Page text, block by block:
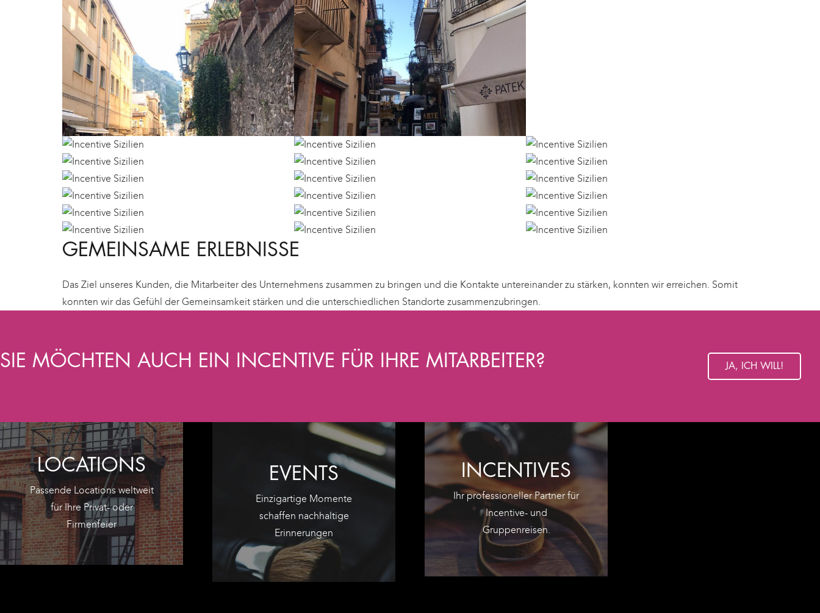
GEMEINSAME ERLEBNISSE
Das Ziel unseres Kunden, die Mitarbeiter des Unternehmens zusammen zu bringen und die Kontakte untereinander zu stärken, konnten wir erreichen. Somit
konnten wir das Gefühl der Gemeinsamkeit stärken und die unterschiedlichen Standorte zusammenzubringen.
SIE MÖCHTEN AUCH EIN INCENTIVE FÜR IHRE MITARBEITER? JA, ICH WILL!
LOCATIONS
Passende Locations weltweit
für Ihre Privat- oder
Firmenfeier
EVENTS
Einzigartige Momente
schaffen nachhaltige
Erinnerungen
LASSEN SIE SICH
VON UNSEREN
EVENTS
INSPIRIEREN
INCENTIVES
Ihr professioneller Partner für
Incentive- und
Gruppenreisen.